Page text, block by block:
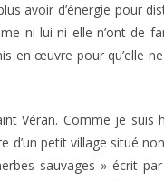
avoir d’énergie pour
ni lui ni elle n’ont de
en œuvre pour qu’elle
Véran. Comme je suis
petit village situé
sauvages » écrit